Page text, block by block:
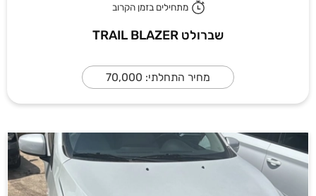
מתחילים בזמן הקרוב
שברולט TRAIL BLAZER
מחיר התחלתי: 70,000